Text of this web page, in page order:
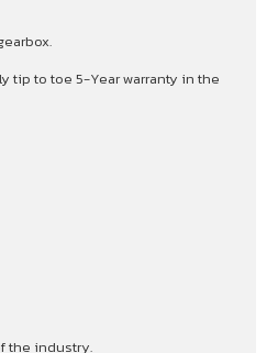
tip to toe 5-Year warranty in the
the industry.